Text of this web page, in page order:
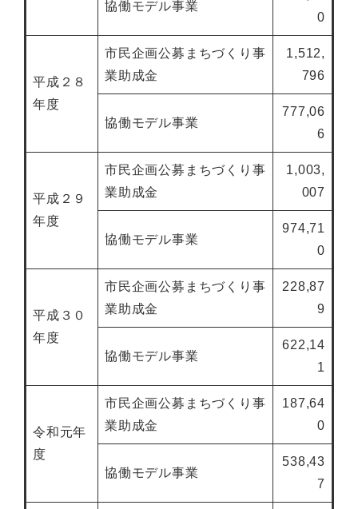
協働モデル事業
0
平成２８
年度
市民企画公募まちづくり事
業助成金
1,512,
796
協働モデル事業
777,06
6
平成２９
年度
市民企画公募まちづくり事
業助成金
1,003,
007
協働モデル事業
974,71
0
平成３０
年度
市民企画公募まちづくり事
業助成金
228,87
9
協働モデル事業
622,14
1
令和元年
度
市民企画公募まちづくり事
業助成金
187,64
0
協働モデル事業
538,43
7